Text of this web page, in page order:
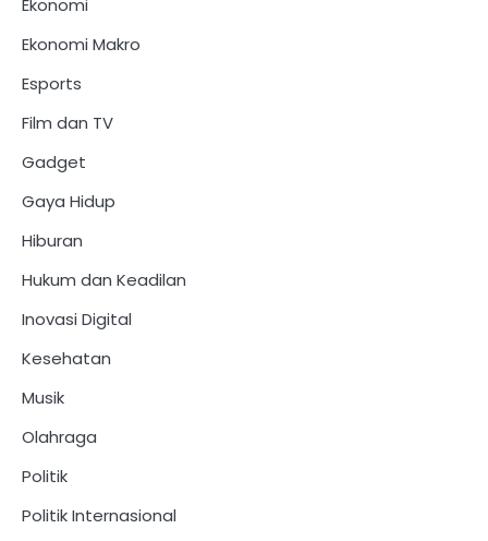
Ekonomi
Ekonomi Makro
Esports
Film dan TV
Gadget
Gaya Hidup
Hiburan
Hukum dan Keadilan
Inovasi Digital
Kesehatan
Musik
Olahraga
Politik
Politik Internasional